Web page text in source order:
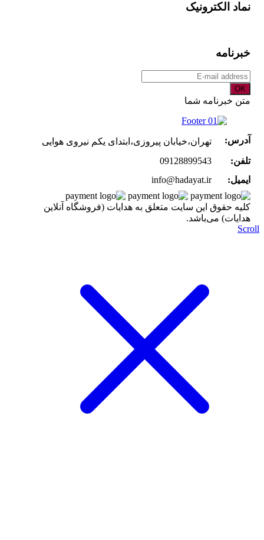
نماد الکترونیک
خبرنامه
متن خبرنامه شما
آدرس:
تهران،خیابان پیروزی،ابتدای یکم نیروی هوایی
تلفن:
09128899543
ایمیل:
info@hadayat.ir
کليه حقوق اين سايت متعلق به هدایات (فروشگاه آنلاین
هدایات) می‌باشد.